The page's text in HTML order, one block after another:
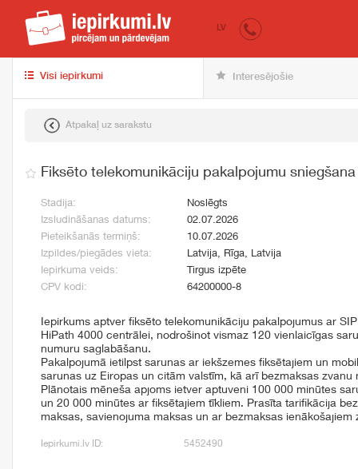
iepirkumi.lv
LV
Visi iepirkumi Interesējošie
Atpakaļ uz sarakstu
Fiksēto telekomunikāciju pakalpojumu sniegšana
Stadija:
Noslēgts
Izsludināšanas datums:
02.07.2026
Pieteikšanās termiņš:
10.07.2026
Izpildes/piegādes vieta:
Latvija, Rīga, Latvija
Iepirkuma veids:
Tirgus izpēte
CPV kodi:
64200000-8
Iepirkums aptver fiksēto telekomunikāciju pakalpojumus ar
HiPath 4000 centrālei, nodrošinot vismaz 120 vienlaicīgas
numuru saglabāšanu.
Pakalpojumā ietilpst sarunas ar iekšzemes fiksētajiem un
sarunas uz Eiropas un citām valstīm, kā arī bezmaksas zvanu
Plānotais mēneša apjoms ietver aptuveni 100 000 minūtes
un 20 000 minūtes ar fiksētajiem tīkliem. Prasīta tarifikācija
maksas, savienojuma maksas un ar bezmaksas ienākošajiem
Iepirkumi.lv ID: 5452490